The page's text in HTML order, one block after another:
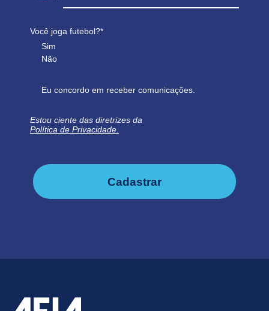
Você joga futebol?*
Sim
Não
Eu concordo em receber comunicações.
Estou ciente das diretrizes da
Política de Privacidade.
Cadastrar